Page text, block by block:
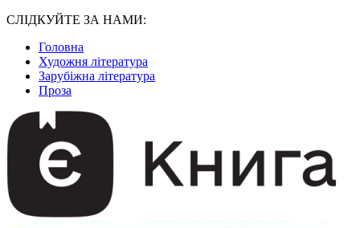
СЛІДКУЙТЕ ЗА НАМИ:
Головна
Художня література
Зарубіжна література
Проза